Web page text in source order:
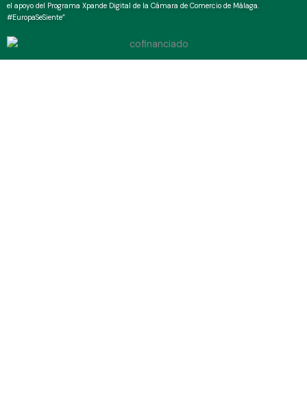
el apoyo del Programa Xpande Digital de la Cámara de Comercio de Málaga.
#EuropaSeSiente”